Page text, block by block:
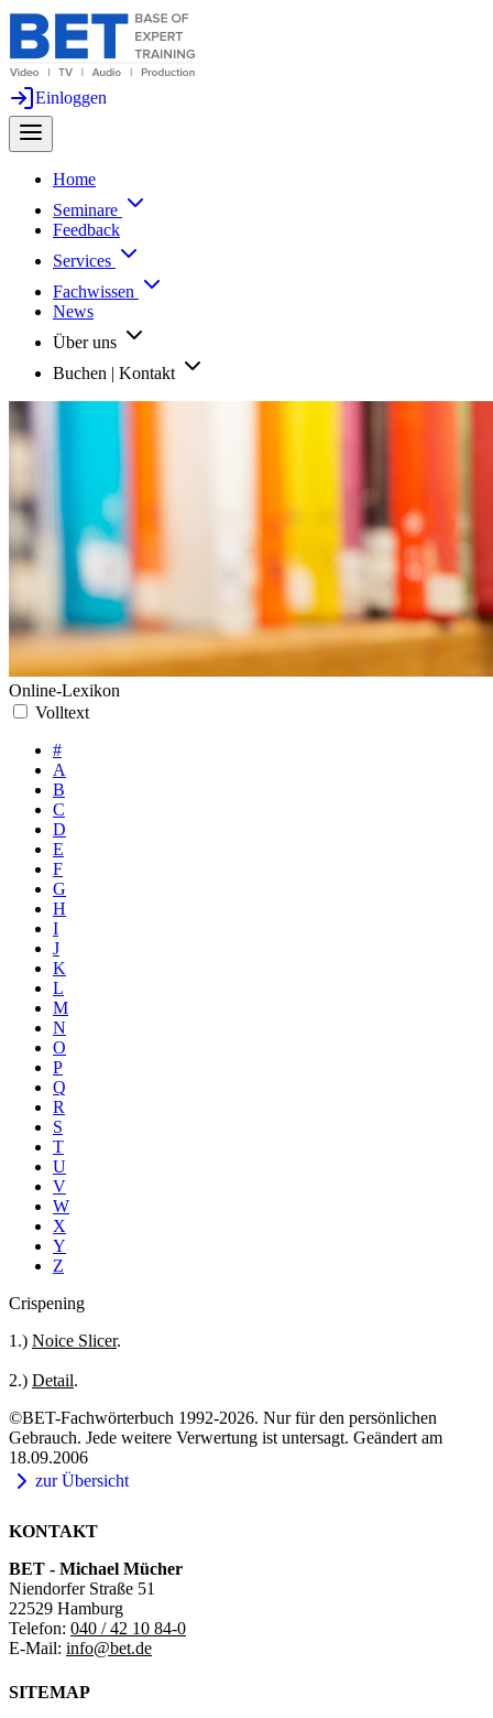
Einloggen
Home
Seminare
Feedback
Services
Fachwissen
News
Über uns
Buchen | Kontakt
Online-Lexikon
Volltext
#
A
B
C
D
E
F
G
H
I
J
K
L
M
N
O
P
Q
R
S
T
U
V
W
X
Y
Z
Crispening
1.) Noice Slicer.
2.) Detail.
©BET-Fachwörterbuch 1992-2026. Nur für den persönlichen
Gebrauch. Jede weitere Verwertung ist untersagt. Geändert am
18.09.2006
zur Übersicht
KONTAKT
BET - Michael Mücher
Niendorfer Straße 51
22529 Hamburg
Telefon: 040 / 42 10 84-0
E-Mail: info@bet.de
SITEMAP